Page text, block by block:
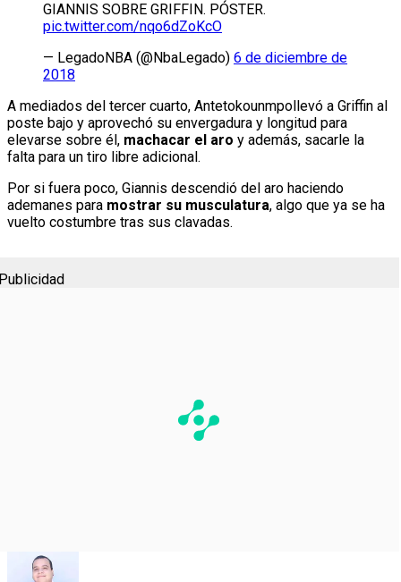
GIANNIS SOBRE GRIFFIN. PÓSTER.
pic.twitter.com/nqo6dZoKcO
— LegadoNBA (@NbaLegado) 6 de diciembre de
2018
A mediados del tercer cuarto, Antetokounmpollevó a Griffin al
poste bajo y aprovechó su envergadura y longitud para
elevarse sobre él, machacar el aro y además, sacarle la
falta para un tiro libre adicional.
Por si fuera poco, Giannis descendió del aro haciendo
ademanes para mostrar su musculatura, algo que ya se ha
vuelto costumbre tras sus clavadas.